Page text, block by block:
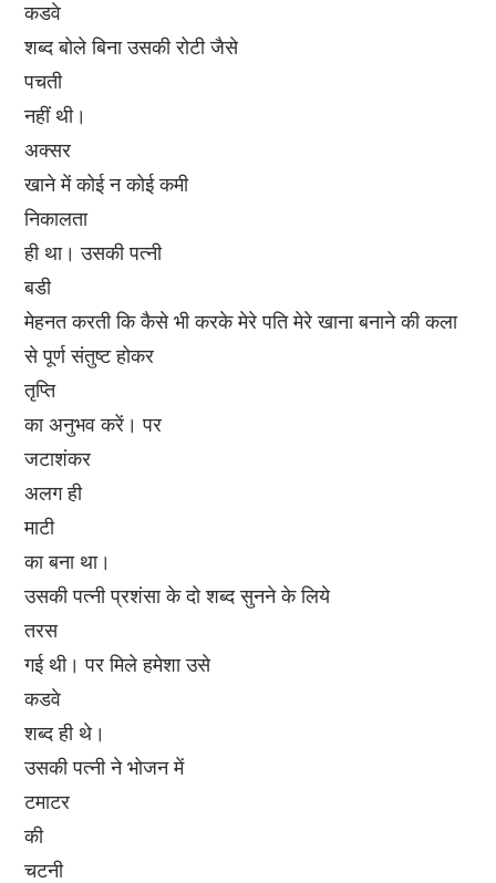
कडवे
शब्द बोले बिना उसकी रोटी जैसे
पचती
नहीं थी।
अक्सर
खाने में कोई न कोई कमी
निकालता
ही था। उसकी पत्नी
बडी
मेहनत करती कि कैसे भी करके मेरे पति मेरे खाना बनाने की कला
से पूर्ण संतुष्ट होकर
तृप्ति
का अनुभव करें। पर
जटाशंकर
अलग ही
माटी
का बना था।
उसकी पत्नी प्रशंसा के दो शब्द सुनने के लिये
तरस
गई थी। पर मिले हमेशा उसे
कडवे
शब्द ही थे।
उसकी पत्नी ने भोजन में
टमाटर
की
चटनी